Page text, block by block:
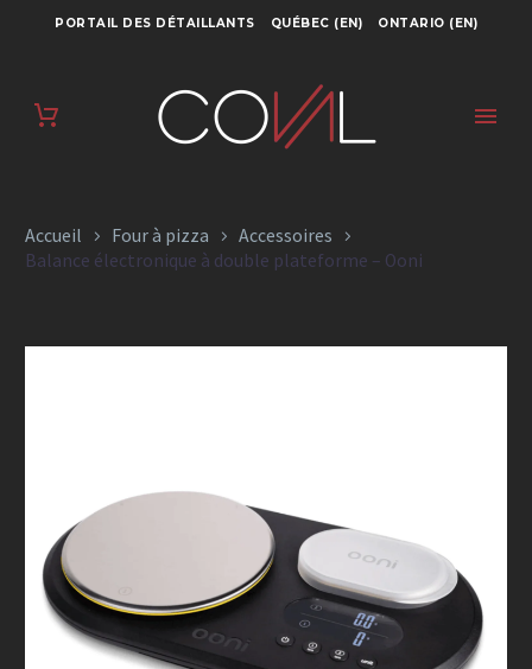
PORTAIL DES DÉTAILLANTS QUÉBEC (EN) ONTARIO (EN)
BALANCE
ÉLECTRONIQUE À
PLATEFORME –
Accueil Four à pizza
Accessoires
Balance électronique à double plateforme – Ooni